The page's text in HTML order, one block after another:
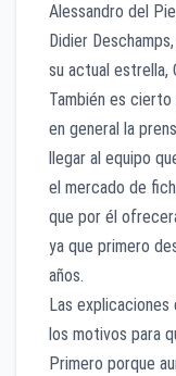
Alessandro del
Didier
su actual estrella,
También es cierto
en general la
llegar al equipo
el mercado de
que por él
ya que primero
años.
Las
los motivos para
Primero porque